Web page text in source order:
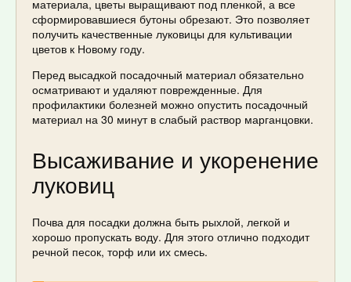
материала, цветы выращивают под пленкой, а все
сформировавшиеся бутоны обрезают. Это позволяет
получить качественные луковицы для культивации
цветов к Новому году.
Перед высадкой посадочный материал обязательно
осматривают и удаляют поврежденные. Для
профилактики болезней можно опустить посадочный
материал на 30 минут в слабый раствор марганцовки.
Высаживание и укоренение
луковиц
Почва для посадки должна быть рыхлой, легкой и
хорошо пропускать воду. Для этого отлично подходит
речной песок, торф или их смесь.